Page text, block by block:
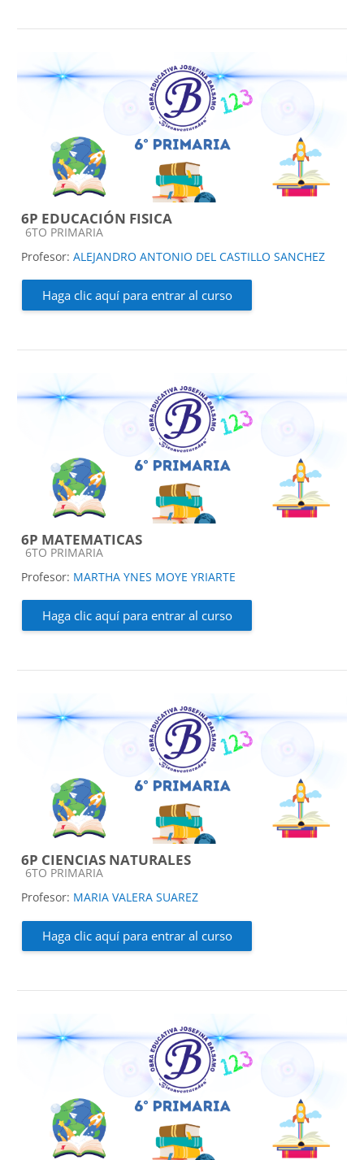
6P EDUCACIÓN FISICA
Categoría de cursos
6TO PRIMARIA
Profesor: ALEJANDRO ANTONIO DEL CASTILLO SANCHEZ
Haga clic aquí para entrar al curso
6P MATEMATICAS
Categoría de cursos
6TO PRIMARIA
Profesor: MARTHA YNES MOYE YRIARTE
Haga clic aquí para entrar al curso
6P CIENCIAS NATURALES
Categoría de cursos
6TO PRIMARIA
Profesor: MARIA VALERA SUAREZ
Haga clic aquí para entrar al curso